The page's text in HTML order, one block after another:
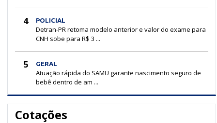
4 POLICIAL
Detran-PR retoma modelo anterior e valor do exame para
CNH sobe para R$ 3 ...
5 GERAL
Atuação rápida do SAMU garante nascimento seguro de
bebê dentro de am ...
Cotações